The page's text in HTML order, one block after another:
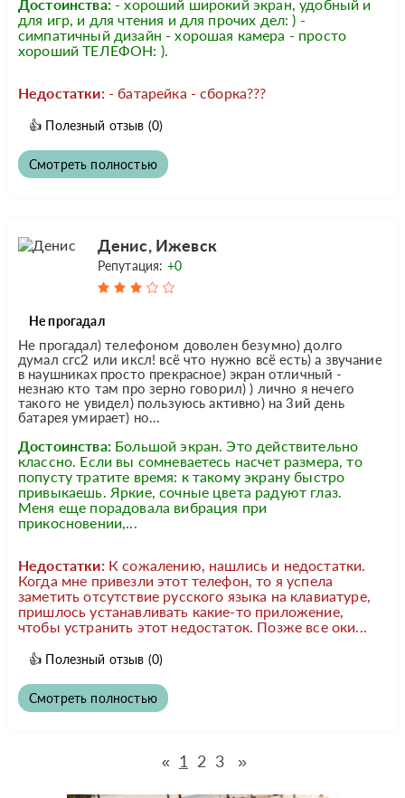
Достоинства: - хороший широкий экран, удобный и
для игр, и для чтения и для прочих дел: ) -
симпатичный дизайн - хорошая камера - просто
хороший ТЕЛЕФОН: ).
Недостатки: - батарейка - сборка???
👍 Полезный отзыв (0)
Смотреть полностью
Денис, Ижевск
Репутация: +0
Не прогадал
Не прогадал) телефоном доволен безумно) долго
думал сгс2 или иксл! всё что нужно всё есть) а звучание
в наушниках просто прекрасное) экран отличный -
незнаю кто там про зерно говорил) ) лично я нечего
такого не увидел) пользуюсь активно) на 3ий день
батарея умирает) но...
Достоинства: Большой экран. Это действительно
классно. Если вы сомневаетесь насчет размера, то
попусту тратите время: к такому экрану быстро
привыкаешь. Яркие, сочные цвета радуют глаз.
Меня еще порадовала вибрация при
прикосновении,...
Недостатки: К сожалению, нашлись и недостатки.
Когда мне привезли этот телефон, то я успела
заметить отсутствие русского языка на клавиатуре,
пришлось устанавливать какие-то приложение,
чтобы устранить этот недостаток. Позже все оки...
👍 Полезный отзыв (0)
Смотреть полностью
« 1 2 3 »